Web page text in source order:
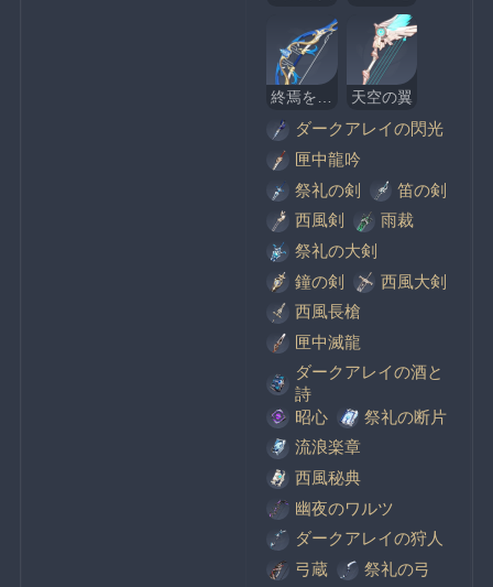
天空の翼
ダークアレイの閃光
匣中龍吟
祭礼の剣
笛の剣
西風剣
雨裁
祭礼の大剣
鐘の剣
西風大剣
西風長槍
匣中滅龍
ダークアレイの酒と
詩
昭心
祭礼の断片
流浪楽章
西風秘典
幽夜のワルツ
ダークアレイの狩人
弓蔵
祭礼の弓